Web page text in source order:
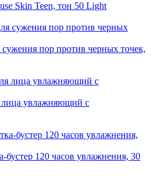
Skin Teen, тон 50 Light
пор против черных точек,
увлажняющий с
120 часов увлажнения, 30